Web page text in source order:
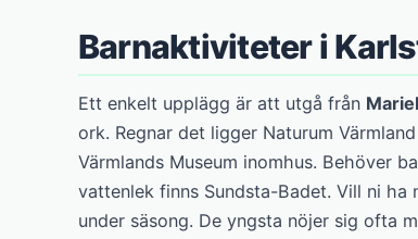
Barnaktiviteter i
Ett enkelt upplägg är att utgå från
ork. Regnar det ligger Naturum
Värmlands Museum inomhus. Behöver
vattenlek finns Sundsta-Badet. Vill ni
under säsong. De yngsta nöjer sig ofta